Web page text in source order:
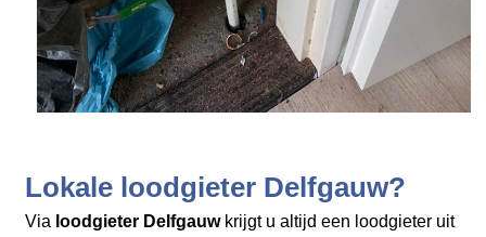
Lokale loodgieter Delfgauw?
Via loodgieter Delfgauwkrijgt u altijd een loodgieter uit